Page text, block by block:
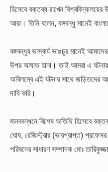
হিসেবে বক্তব্য রাখেন
আরা। তিনি বলেন, বঙ্গবন্ধু মানেই
বঙ্গবন্ধুর ভাস্কর্য ভাঙচুর মানেই
উপর আঘাত হানা। তাই আমরা এ ঘটনার
অবিলম্বে এই ঘটনার সাথে জড়িতদের
দাবি করি।
মানববন্ধনে বিশেষ অতিথি হিসেবে
ঘোষ, রেজিস্ট্রার (ভারপ্রাপ্ত)
পরিষদের সাধারণ সম্পাদক মোঃ